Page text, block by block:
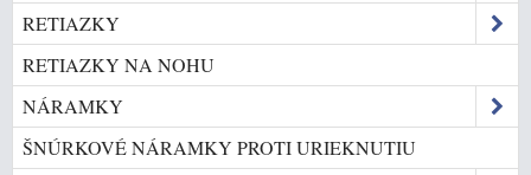
RETIAZKY
RETIAZKY NA NOHU
NÁRAMKY
ŠNÚRKOVÉ NÁRAMKY PROTI URIEKNUTIU